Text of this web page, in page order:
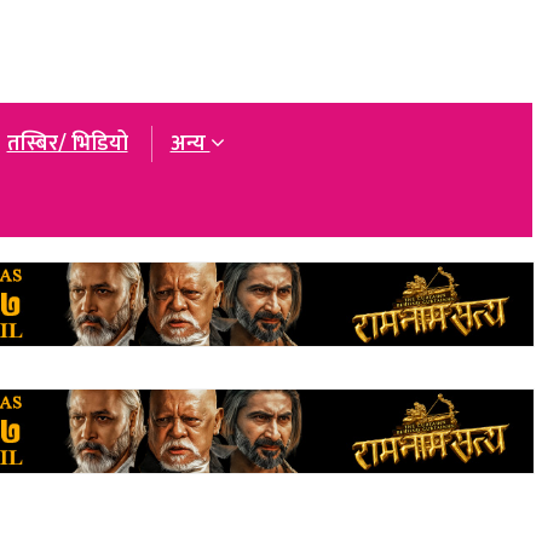
तस्बिर/ भिडियो अन्य